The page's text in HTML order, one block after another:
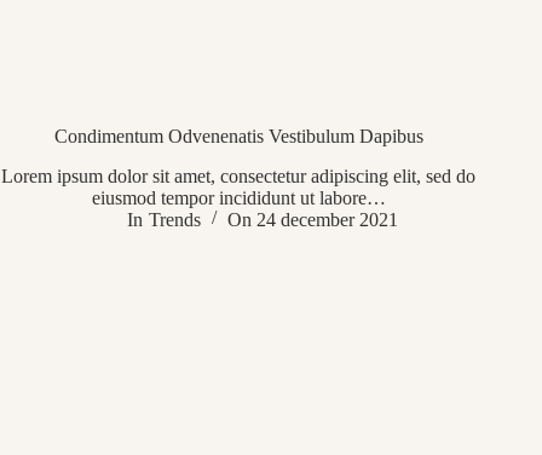
Condimentum Odvenenatis Vestibulum Dapibus
Lorem ipsum dolor sit amet, consectetur adipiscing elit, sed do
eiusmod tempor incididunt ut labore…
In Trends On 24 december 2021